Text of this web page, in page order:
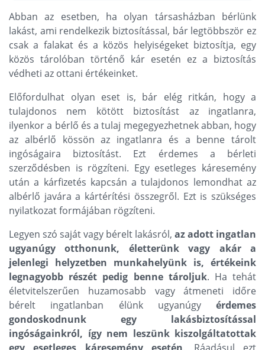
Abban az esetben, ha olyan társasházban bérlünk
lakást, ami rendelkezik biztosítással, bár legtöbbször ez
csak a falakat és a közös helyiségeket biztosítja, egy
közös tárolóban történő kár esetén ez a biztosítás
védheti az ottani értékeinket.
Előfordulhat olyan eset is, bár elég ritkán, hogy a
tulajdonos nem kötött biztosítást az ingatlanra,
ilyenkor a bérlő és a tulaj megegyezhetnek abban, hogy
az albérlő kössön az ingatlanra és a benne tárolt
ingóságaira biztosítást. Ezt érdemes a bérleti
szerződésben is rögzíteni. Egy esetleges káresemény
után a kárfizetés kapcsán a tulajdonos lemondhat az
albérlő javára a kártérítési összegről. Ezt is szükséges
nyilatkozat formájában rögzíteni.
Legyen szó saját vagy bérelt lakásról, az adott ingatlan
ugyanúgy otthonunk, életterünk vagy akár a
jelenlegi helyzetben munkahelyünk is, értékeink
legnagyobb részét pedig benne tároljuk. Ha tehát
életvitelszerűen huzamosabb vagy átmeneti időre
bérelt ingatlanban élünk ugyanúgy érdemes
gondoskodnunk egy lakásbiztosítással
ingóságainkról, így nem leszünk kiszolgáltatottak